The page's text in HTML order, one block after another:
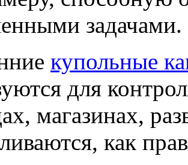
задачами.
купольные
для
магазинах,
как